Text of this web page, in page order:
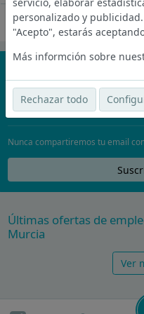
Únete a la comunidad de
ofertas de empleo
Nunca compartiremos tu email
Últimas ofertas de
Murcia
Ver
personalizado y
"Acepto", estarás
Más informción sobre
Rechazar todo